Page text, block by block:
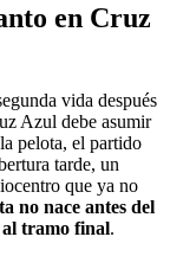
en Cruz
vida después
Azul debe asumir
pelota, el partido
tarde, un
que ya no
no nace antes del
al tramo final.